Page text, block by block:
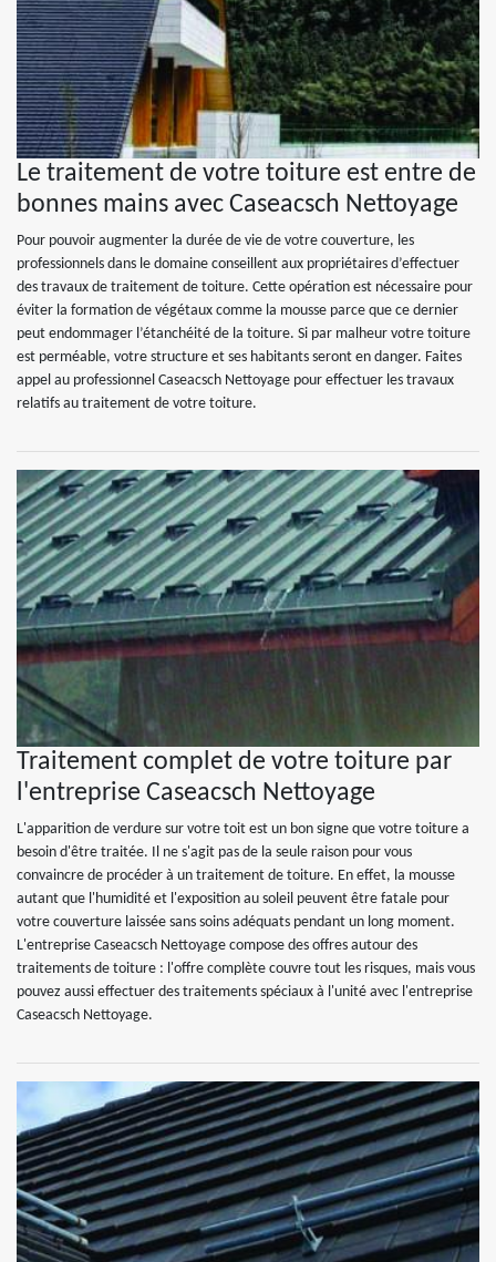
Le traitement de votre toiture est entre de
bonnes mains avec Caseacsch Nettoyage
Pour pouvoir augmenter la durée de vie de votre couverture, les
professionnels dans le domaine conseillent aux propriétaires d’effectuer
des travaux de traitement de toiture. Cette opération est nécessaire pour
éviter la formation de végétaux comme la mousse parce que ce dernier
peut endommager l’étanchéité de la toiture. Si par malheur votre toiture
est perméable, votre structure et ses habitants seront en danger. Faites
appel au professionnel Caseacsch Nettoyage pour effectuer les travaux
relatifs au traitement de votre toiture.
Traitement complet de votre toiture par
l'entreprise Caseacsch Nettoyage
L'apparition de verdure sur votre toit est un bon signe que votre toiture a
besoin d'être traitée. Il ne s'agit pas de la seule raison pour vous
convaincre de procéder à un traitement de toiture. En effet, la mousse
autant que l'humidité et l'exposition au soleil peuvent être fatale pour
votre couverture laissée sans soins adéquats pendant un long moment.
L'entreprise Caseacsch Nettoyage compose des offres autour des
traitements de toiture : l'offre complète couvre tout les risques, mais vous
pouvez aussi effectuer des traitements spéciaux à l'unité avec l'entreprise
Caseacsch Nettoyage.